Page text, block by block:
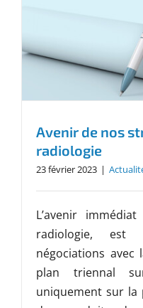
Avenir de nos
radiologie
23 février 2023 |
L’avenir
radiologie,
négociations
plan triennal
uniquement sur la